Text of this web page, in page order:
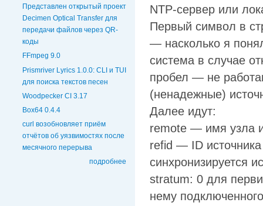
Представлен открытый проект
Decimen Optical Transfer для
передачи файлов через QR-
коды
FFmpeg 9.0
Prismriver Lyrics 1.0.0: CLI и TUI
для поиска текстов песен
Woodpecker CI 3.17
Box64 0.4.4
curl возобновляет приём
отчётов об уязвимостях после
месячного перерыва
подробнее
NTP-сервер или
Первый символ в
— насколько я
система в случае
пробел — не
(ненадежные)
Далее идут:
remote — имя узла
refid — ID
синхронизируется
stratum: 0 для
нему